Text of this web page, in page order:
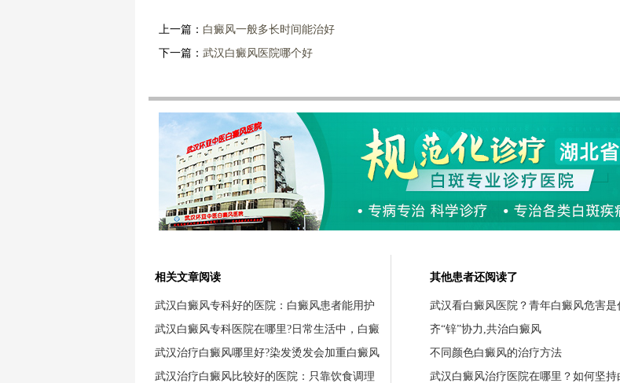
上一篇： 白癜风一般多长时间能治好
下一篇： 武汉白癜风医院哪个好
相关文章阅读
武汉白癜风专科好的医院：白癜风患者能用护
武汉白癜风专科医院在哪里?日常生活中，白癜
武汉治疗白癜风哪里好?染发烫发会加重白癜风
武汉治疗白癜风比较好的医院：只靠饮食调理
其他患者还阅读了
武汉看白癜风医院？青年白癜风危害是
齐“锌”协力,共治白癜风
不同颜色白癜风的治疗方法
武汉白癜风治疗医院在哪里？如何坚持